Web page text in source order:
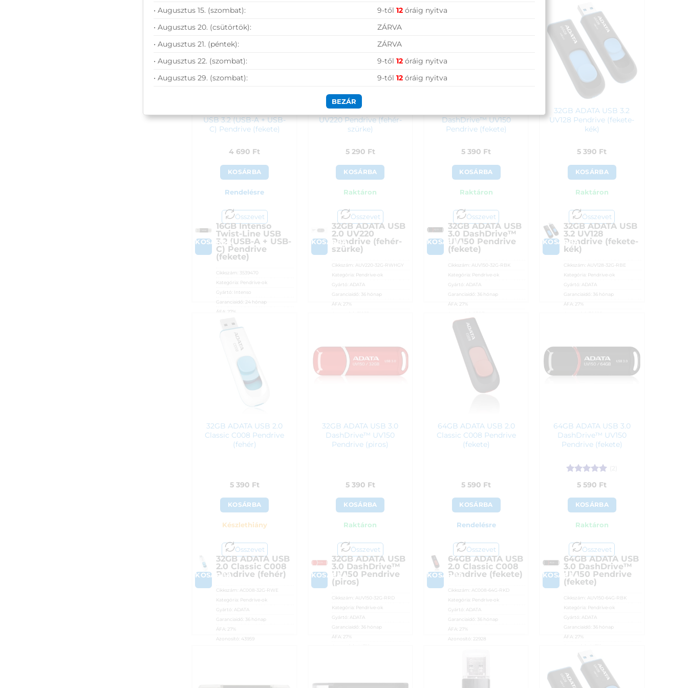
3 890
Ft
USB 3.2 (USB-A + USB-
C) Pendrive (fekete)
4 690 Ft
KOSÁRBA
Rendelésre
Összevet
KOSÁRBA
16GB Intenso
Twist-Line USB
3.2 (USB-A + USB-
C) Pendrive
(fekete)
Cikkszám:
3539470
Kategória: Pendrive-ok
Gyártó: Intenso
Garanciaidő:
24 hónap
ÁFA:
27%
Ft
32GB ADATA USB 2.0
UV220 Pendrive (fehér-
szürke)
5 290 Ft
KOSÁRBA
Raktáron
Összevet
KOSÁRBA
32GB ADATA USB
2.0 UV220
Pendrive (fehér-
szürke)
Cikkszám: AUV220-32G-RWHGY
Kategória: Pendrive-ok
Gyártó: ADATA
Garanciaidő:
36 hónap
ÁFA:
27%
DashDrive™ UV150
Pendrive (fekete)
5 390 Ft
KOSÁRBA
Raktáron
Összevet
KOSÁRBA
32GB ADATA USB
3.0 DashDrive™
UV150 Pendrive
(fekete)
Cikkszám: AUV150-32G-RBK
Kategória: Pendrive-ok
Gyártó: ADATA
Garanciaidő:
36 hónap
ÁFA:
27%
5 390 Ft
32GB ADATA USB 3.2
UV128 Pendrive (fekete-
kék)
5 390 Ft
KOSÁRBA
Raktáron
Összevet
KOSÁRBA
32GB ADATA USB
3.2 UV128
Pendrive (fekete-
kék)
Cikkszám: AUV128-32G-RBE
Kategória: Pendrive-ok
Gyártó: ADATA
Garanciaidő:
36 hónap
ÁFA:
27%
32GB ADATA USB 2.0
Classic C008 Pendrive
(fehér)
5 390 Ft
KOSÁRBA
Készlethiány
Összevet
KOSÁRBA
32GB ADATA USB
2.0 Classic C008
Pendrive (fehér)
Cikkszám: AC008-32G-RWE
Kategória: Pendrive-ok
Gyártó: ADATA
Garanciaidő:
36 hónap
ÁFA:
27%
Azonosító: 43959
32GB ADATA USB 3.0
DashDrive™ UV150
Pendrive (piros)
5 390 Ft
KOSÁRBA
Raktáron
Összevet
KOSÁRBA
32GB ADATA USB
3.0 DashDrive™
UV150 Pendrive
(piros)
Cikkszám: AUV150-32G-RRD
Kategória: Pendrive-ok
Gyártó: ADATA
Garanciaidő:
36 hónap
ÁFA:
27%
64GB ADATA USB 2.0
Classic C008 Pendrive
(fekete)
5 590 Ft
KOSÁRBA
Rendelésre
Összevet
KOSÁRBA
64GB ADATA USB
2.0 Classic C008
Pendrive (fekete)
Cikkszám: AC008-64G-RKD
Kategória: Pendrive-ok
Gyártó: ADATA
Garanciaidő:
36 hónap
ÁFA:
27%
Azonosító:
22928
64GB ADATA USB 3.0
DashDrive™ UV150
Pendrive (fekete)
(2)
5 590 Ft
KOSÁRBA
Raktáron
Összevet
KOSÁRBA
64GB ADATA USB
3.0 DashDrive™
UV150 Pendrive
(fekete)
Cikkszám: AUV150-64G-RBK
Kategória: Pendrive-ok
Gyártó: ADATA
Garanciaidő:
36 hónap
ÁFA:
27%
Ft
• Augusztus 15. (szombat):
9-től 12óráig nyitva
• Augusztus 20. (csütörtök):
ZÁRVA
• Augusztus 21. (péntek):
ZÁRVA
• Augusztus 22. (szombat):
9-től 12óráig nyitva
• Augusztus 29. (szombat):
9-től 12óráig nyitva
BEZÁR